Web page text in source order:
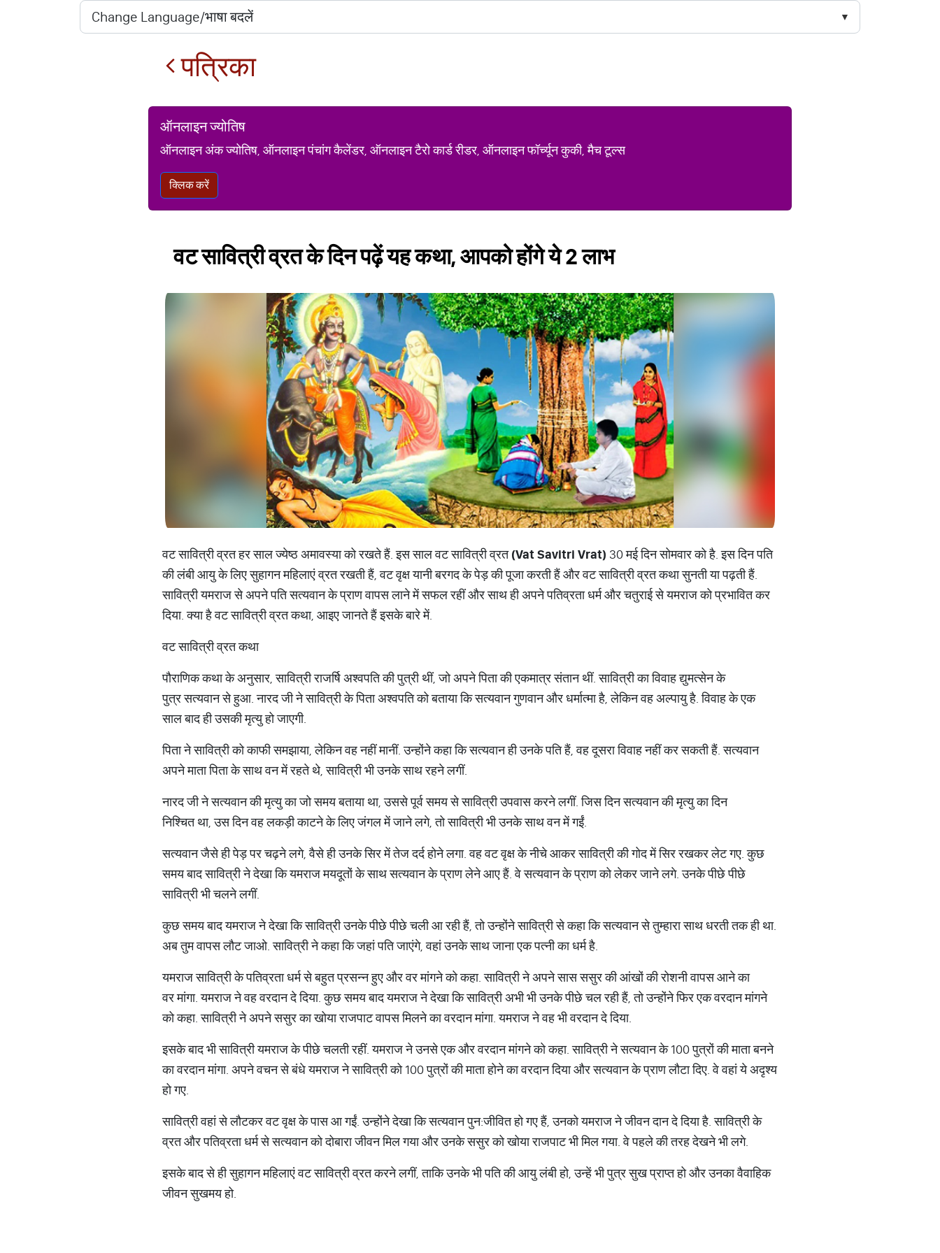
पत्रिका
ऑनलाइन ज्योतिष
ऑनलाइन अंक ज्योतिष, ऑनलाइन पंचांग कैलेंडर, ऑनलाइन टैरो कार्ड रीडर, ऑनलाइन फॉर्च्यून कुकी, मैच टूल्स
क्लिक करें
वट सावित्री व्रत के दिन पढ़ें यह कथा, आपको होंगे ये 2 लाभ
वट सावित्री व्रत हर साल ज्येष्ठ अमावस्या को रखते हैं. इस साल वट सावित्री व्रत(Vat Savitri Vrat) 30 मई दिन सोमवार को है. इस दिन पति
की लंबी आयु के लिए सुहागन महिलाएं व्रत रखती हैं, वट वृक्ष यानी बरगद के पेड़ की पूजा करती हैं और वट सावित्री व्रत कथा सुनती या पढ़ती हैं.
सावित्री यमराज से अपने पति सत्यवान के प्राण वापस लाने में सफल रहीं और साथ ही अपने पतिव्रता धर्म और चतुराई से यमराज को प्रभावित कर
दिया. क्या है वट सावित्री व्रत कथा, आइए जानते हैं इसके बारे में.
वट सावित्री व्रत कथा
पौराणिक कथा के अनुसार, सावित्री राजर्षि अश्वपति की पुत्री थीं, जो अपने पिता की एकमात्र संतान थीं. सावित्री का विवाह द्युमत्सेन के
पुत्र सत्यवान से हुआ. नारद जी ने सावित्री के पिता अश्वपति को बताया कि सत्यवान गुणवान और धर्मात्मा है, लेकिन वह अल्पायु है. विवाह के एक
साल बाद ही उसकी मृत्यु हो जाएगी.
पिता ने सावित्री को काफी समझाया, लेकिन वह नहीं मानीं. उन्होंने कहा कि सत्यवान ही उनके पति हैं, वह दूसरा विवाह नहीं कर सकती हैं. सत्यवान
अपने माता पिता के साथ वन में रहते थे, सावित्री भी उनके साथ रहने लगीं.
नारद जी ने सत्यवान की मृत्यु का जो समय बताया था, उससे पूर्व समय से सावित्री उपवास करने लगीं. जिस दिन सत्यवान की मृत्यु का दिन
निश्चित था, उस दिन वह लकड़ी काटने के लिए जंगल में जाने लगे, तो सावित्री भी उनके साथ वन में गईं.
सत्यवान जैसे ही पेड़ पर चढ़ने लगे, वैसे ही उनके सिर में तेज दर्द होने लगा. वह वट वृक्ष के नीचे आकर सावित्री की गोद में सिर रखकर लेट गए. कुछ
समय बाद सावित्री ने देखा कि यमराज मयदूतों के साथ सत्यवान के प्राण लेने आए हैं. वे सत्यवान के प्राण को लेकर जाने लगे. उनके पीछे पीछे
सावित्री भी चलने लगीं.
कुछ समय बाद यमराज ने देखा कि सावित्री उनके पीछे पीछे चली आ रही हैं, तो उन्होंने सावित्री से कहा कि सत्यवान से तुम्हारा साथ धरती तक ही था.
अब तुम वापस लौट जाओ. सावित्री ने कहा कि जहां पति जाएंगे, वहां उनके साथ जाना एक पत्नी का धर्म है.
यमराज सावित्री के पतिव्रता धर्म से बहुत प्रसन्न हुए और वर मांगने को कहा. सावित्री ने अपने सास ससुर की आंखों की रोशनी वापस आने का
वर मांगा. यमराज ने वह वरदान दे दिया. ​कुछ समय बाद यमराज ने देखा कि सावित्री अभी भी उनके पीछे चल रही हैं, तो उन्होंने फिर एक वरदान मांगने
को कहा. सावित्री ने अपने ससुर का खोया राजपाट वापस मिलने का वरदान मांगा. यमराज ने वह भी वरदान दे दिया.
इसके बाद भी सावित्री यमराज के पीछे चलती रहीं. यमराज ने उनसे एक और वरदान मांगने को कहा. सावित्री ने सत्यवान के 100 पुत्रों की माता बनने
का वरदान मांगा. अपने वचन से बंधे यमराज ने सावित्री को 100 पुत्रों की माता होने का वरदान दिया और सत्यवान के प्राण लौटा दिए. वे वहां ये अदृश्य
हो गए.
सावित्री वहां से लौटकर वट वृक्ष के पास आ गईं. उन्होंने देखा कि सत्यवान पुन:जीवित हो गए हैं, उनको यमराज ने जीवन दान दे दिया है. सावित्री के
व्रत और पतिव्रता धर्म से सत्यवान को दोबारा जीवन मिल गया और उनके ससुर को खोया राजपाट भी मिल गया. वे पहले की तरह देखने भी लगे.
इसके बाद से ही सुहागन महिलाएं वट सावित्री व्रत करने लगीं, ताकि उनके भी पति की आयु लंबी हो, उन्हें भी पुत्र सुख प्राप्त हो और उनका वैवाहिक
जीवन सुखमय हो.